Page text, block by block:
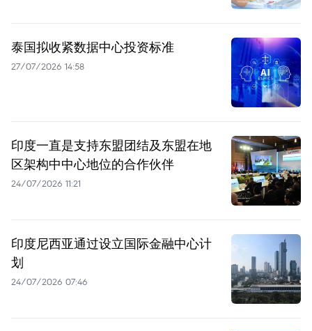
泰国拟收紧数据中心投资标准
27/07/2026 14:58
印度一直是支持东盟团结及东盟在地
区架构中中心地位的合作伙伴
24/07/2026 11:21
印度尼西亚通过设立国际金融中心计
划
24/07/2026 07:46